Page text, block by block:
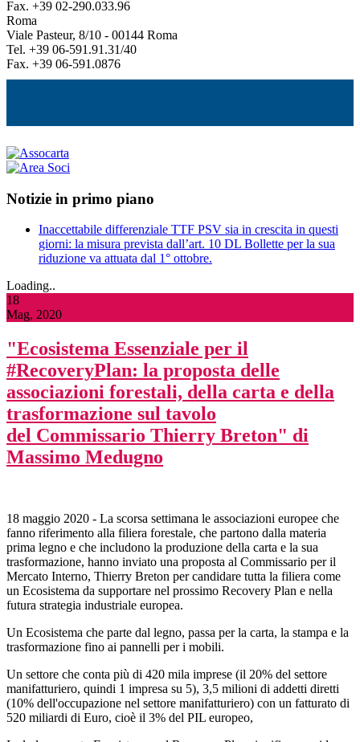
Fax. +39 02-290.033.96
Roma
Viale Pasteur, 8/10 - 00144 Roma
Tel. +39 06-591.91.31/40
Fax. +39 06-591.0876
Notizie in primo piano
Inaccettabile differenziale TTF PSV sia in crescita in questi
giorni: la misura prevista dall’art. 10 DL Bollette per la sua
riduzione va attuata dal 1° ottobre.
Loading..
18
Mag, 2020
"Ecosistema Essenziale per il
#RecoveryPlan: la proposta delle
associazioni forestali, della carta e della
trasformazione sul tavolo
del Commissario Thierry Breton" di
Massimo Medugno
18 maggio 2020 - La scorsa settimana le associazioni europee che
fanno riferimento alla filiera forestale, che partono dalla materia
prima legno e che includono la produzione della carta e la sua
trasformazione, hanno inviato una proposta al Commissario per il
Mercato Interno, Thierry Breton per candidare tutta la filiera come
un Ecosistema da supportare nel prossimo Recovery Plan e nella
futura strategia industriale europea.
Un Ecosistema che parte dal legno, passa per la carta, la stampa e la
trasformazione fino ai pannelli per i mobili.
Un settore che conta più di 420 mila imprese (il 20% del settore
manifatturiero, quindi 1 impresa su 5), 3,5 milioni di addetti diretti
(10% dell'occupazione nel settore manifatturiero) con un fatturato di
520 miliardi di Euro, cioè il 3% del PIL europeo,